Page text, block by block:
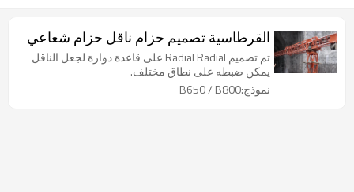
القرطاسية تصميم حزام ناقل حزام شعاعي
تم تصميم Radial Radial على قاعدة دوارة لجعل الناقل
يمكن ضبطه على نطاق مختلف.
نموذج:B650 / B800